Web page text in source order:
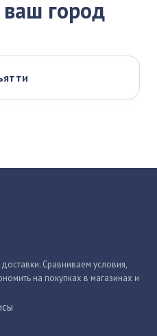
город
Сравниваем условия,
на покупках в магазинах и